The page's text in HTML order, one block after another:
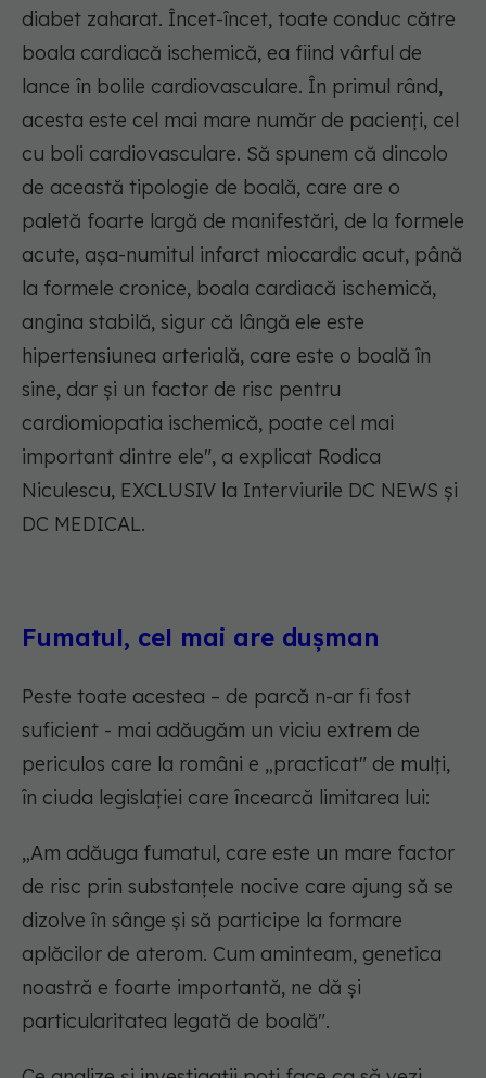
diabet zaharat. Încet-încet, toate conduc către
boala cardiacă ischemică, ea fiind vârful de
lance în bolile cardiovasculare. În primul rând,
acesta este cel mai mare număr de pacienți, cel
cu boli cardiovasculare. Să spunem că dincolo
de această tipologie de boală, care are o
paletă foarte largă de manifestări, de la formele
acute, așa-numitul infarct miocardic acut, până
la formele cronice, boala cardiacă ischemică,
angina stabilă, sigur că lângă ele este
hipertensiunea arterială, care este o boală în
sine, dar și un factor de risc pentru
cardiomiopatia ischemică, poate cel mai
important dintre ele", a explicat Rodica
Niculescu, EXCLUSIV la Interviurile DC NEWS și
DC MEDICAL.
Fumatul, cel mai are dușman
Peste toate acestea – de parcă n-ar fi fost
suficient - mai adăugăm un viciu extrem de
periculos care la români e „practicat" de mulți,
în ciuda legislației care încearcă limitarea lui:
„Am adăuga fumatul, care este un mare factor
de risc prin substanțele nocive care ajung să se
dizolve în sânge și să participe la formare
aplăcilor de aterom. Cum aminteam, genetica
noastră e foarte importantă, ne dă și
particularitatea legată de boală".